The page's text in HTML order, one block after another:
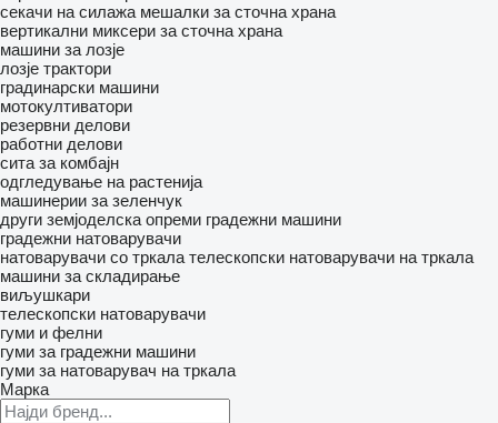
секачи на силажа мешалки за сточна храна
вертикални миксери за сточна храна
машини за лозје
лозје трактори
градинарски машини
мотокултиватори
резервни делови
работни делови
сита за комбајн
одгледување на растенија
машинерии за зеленчук
други земјоделска опреми градежни машини
градежни натоварувачи
натоварувачи со тркала телескопски натоварувачи на тркала
машини за складирање
виљушкари
телескопски натоварувачи
гуми и фелни
гуми за градежни машини
гуми за натоварувач на тркала
Марка